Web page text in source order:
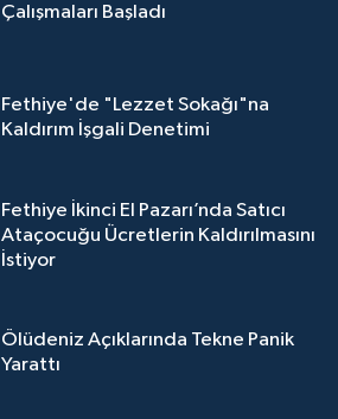
Çalışmaları Başladı
Fethiye'de "Lezzet Sokağı"na
Kaldırım İşgali Denetimi
Fethiye İkinci El Pazarı’nda Satıcı
Ataçocuğu Ücretlerin Kaldırılmasını
İstiyor
Ölüdeniz Açıklarında Tekne Panik
Yarattı